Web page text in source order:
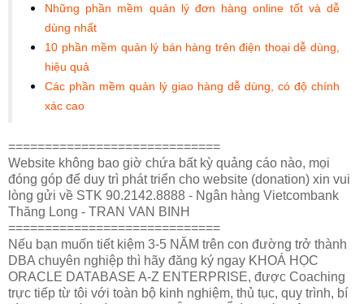
Những phần mềm quản lý đơn hàng online tốt và dễ
dùng nhất
10 phần mềm quản lý bán hàng trên điện thoại dễ dùng,
hiệu quả
Các phần mềm quản lý giao hàng dễ dùng, có độ chính
xác cao
=============================
Website không bao giờ chứa bất kỳ quảng cáo nào, mọi
đóng góp để duy trì phát triển cho website (donation) xin vui
lòng gửi về STK 90.2142.8888 - Ngân hàng Vietcombank
Thăng Long - TRAN VAN BINH
=============================
Nếu bạn muốn tiết kiệm 3-5 NĂM trên con đường trở thành
DBA chuyên nghiệp thì hãy đăng ký ngay KHOÁ HỌC
ORACLE DATABASE A-Z ENTERPRISE, được Coaching
trực tiếp từ tôi với toàn bộ kinh nghiệm, thủ tục, quy trình, bí